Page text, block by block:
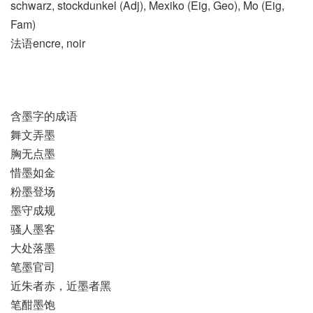
schwarz, stockdunkel (Adj)​, Mexiko (Eig, Geo)​, Mo (Eig,
Fam)
法语encre, noir
含墨字的成语
舞文弄墨
胸无点墨
惜墨如金
粉墨登场
墨守成规
骚人墨客
大处落墨
笔墨官司
近朱者赤，近墨者黑
笔酣墨饱